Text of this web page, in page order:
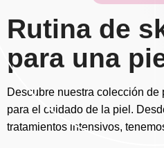
Rutina de
para una
Descubre nuestra colección
para el cuidado de la piel.
tratamientos intensivos,